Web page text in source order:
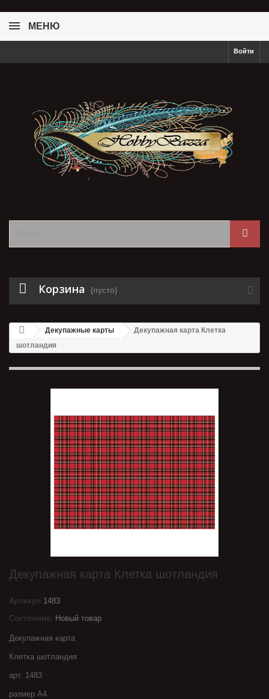
МЕНЮ
Войти
Корзина (пусто)
Декупажные карты
Декупажная карта Клетка
шотландия
Декупажная карта Клетка шотландия
Артикул 1483
Состояние: Новый товар
Декупажная карта
Клетка шотландия
арт. 1483
размер А4